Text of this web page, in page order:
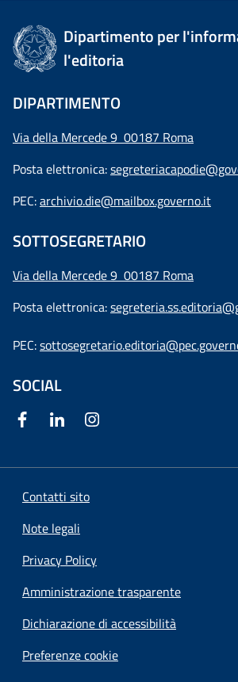
Dipartimento per
l'editoria
DIPARTIMENTO
Via della Mercede 9 00187 Roma
Posta elettronica:
PEC:archivio.die@mailbox.governo.it
SOTTOSEGRETARIO
Via della Mercede 9 00187 Roma
Posta elettronica:
PEC:
SOCIAL
Contatti sito
Note legali
Privacy Policy
Amministrazione trasparente
Dichiarazione di accessibilità
Preferenze cookie